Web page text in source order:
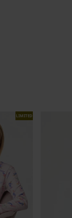
LIMITED